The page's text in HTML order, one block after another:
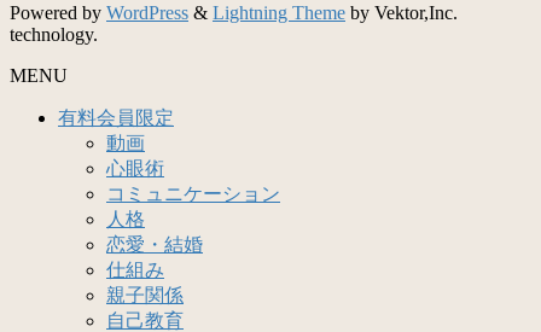
Powered by WordPress & Lightning Theme by Vektor,Inc.
technology.
MENU
有料会員限定
動画
心眼術
コミュニケーション
人格
恋愛・結婚
仕組み
親子関係
自己教育